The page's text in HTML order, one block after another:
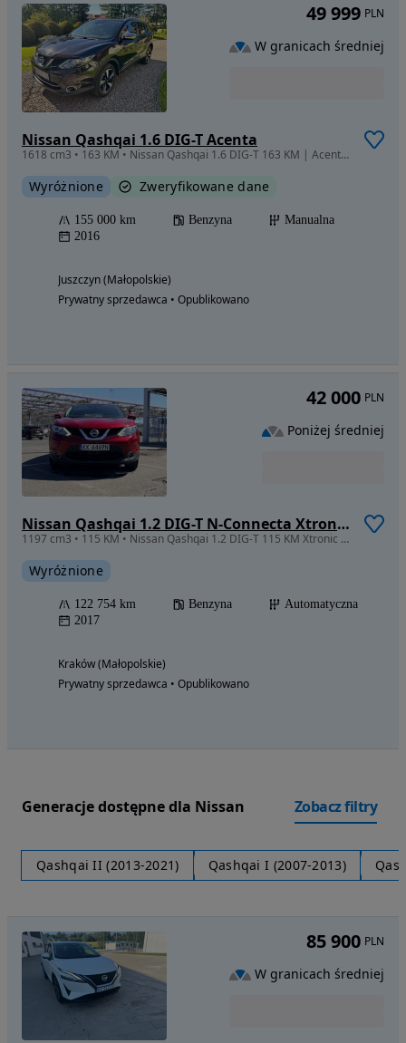
Nissan Qashqai 1.6 DIG-T Acenta
1618 cm3 • 163 KM • Nissan Qashqai 1.6 DIG-T 163 KM | Acenta | Polski salon | Panorama
Wyróżnione Zweryfikowane dane
155 000 km Benzyna
Manualna
2016
Juszczyn (Małopolskie)
Prywatny sprzedawca • Opublikowano
49 999 PLN
W granicach średniej
Nissan Qashqai 1.2 DIG-T N-Connecta Xtronic EU6
1197 cm3 • 115 KM • Nissan Qashqai 1.2 DIG-T 115 KM Xtronic | LPG | Automat | 2017 |
Wyróżnione
122 754 km Benzyna
Automatyczna
2017
Kraków (Małopolskie)
Prywatny sprzedawca • Opublikowano
42 000 PLN
Poniżej średniej
Generacje dostępne dla Nissan Zobacz filtry
Qashqai II (2013-2021) Qashqai I (2007-2013)
85 900 PLN
W granicach średniej